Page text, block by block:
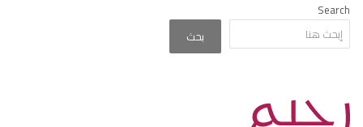
Search
بحث